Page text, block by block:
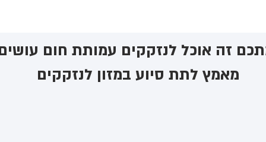
זה אוכל לנזקקים ​עמותת חום
מאמץ לתת סיוע במזון לנזקקים